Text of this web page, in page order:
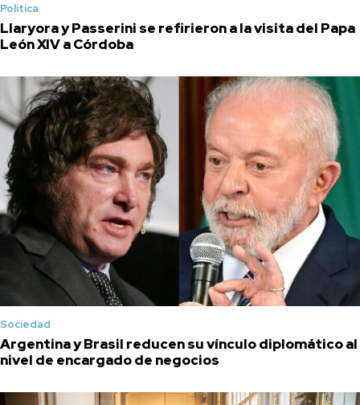
Política
Llaryora y Passerini se refirieron a la visita del Papa
León XIV a Córdoba
Sociedad
Argentina y Brasil reducen su vínculo diplomático al
nivel de encargado de negocios